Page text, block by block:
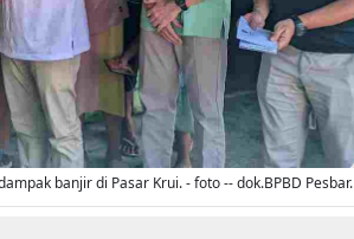
banjir di Pasar Krui. - foto -- dok.BPBD Pesbar.